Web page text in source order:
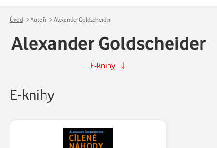
Úvod Autoři Alexander Goldscheider
Alexander Goldscheider
E-knihy
E-knihy